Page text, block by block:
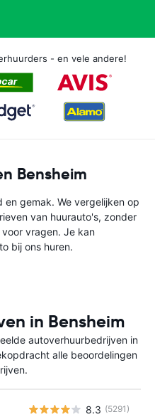
- en vele andere!
Bensheim
gemak. We vergelijken op
van huurauto's, zonder
vragen. Je kan
bij ons huren.
in Bensheim
autoverhuurbedrijven in
alle beoordelingen
8.3 (5291)